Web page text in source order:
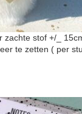
stof +/_ 15cm
te zetten ( per